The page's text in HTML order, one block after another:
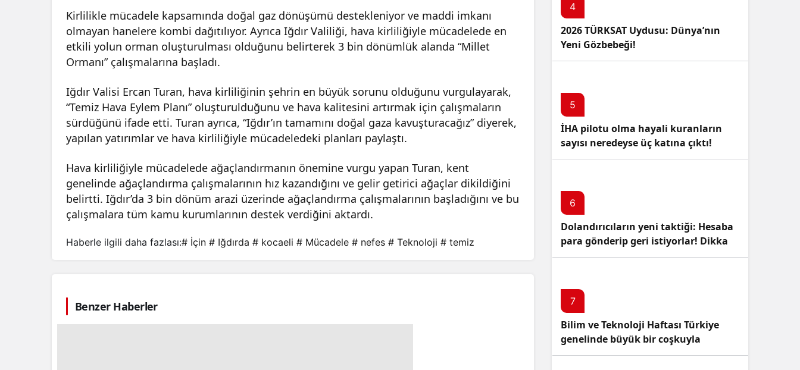
Kirlilikle mücadele kapsamında doğal gaz dönüşümü destekleniyor ve maddi imkanı
olmayan hanelere kombi dağıtılıyor. Ayrıca Iğdır Valiliği, hava kirliliğiyle mücadelede en
etkili yolun orman oluşturulması olduğunu belirterek 3 bin dönümlük alanda “Millet
Ormanı” çalışmalarına başladı.
Iğdır Valisi Ercan Turan, hava kirliliğinin şehrin en büyük sorunu olduğunu vurgulayarak,
“Temiz Hava Eylem Planı” oluşturulduğunu ve hava kalitesini artırmak için çalışmaların
sürdüğünü ifade etti. Turan ayrıca, “Iğdır’ın tamamını doğal gaza kavuşturacağız” diyerek,
yapılan yatırımlar ve hava kirliliğiyle mücadeledeki planları paylaştı.
Hava kirliliğiyle mücadelede ağaçlandırmanın önemine vurgu yapan Turan, kent
genelinde ağaçlandırma çalışmalarının hız kazandığını ve gelir getirici ağaçlar dikildiğini
belirtti. Iğdır’da 3 bin dönüm arazi üzerinde ağaçlandırma çalışmalarının başladığını ve bu
çalışmalara tüm kamu kurumlarının destek verdiğini aktardı.
Haberle ilgili daha fazlası:# İçin # Iğdırda # kocaeli # Mücadele # nefes # Teknoloji # temiz
Benzer Haberler
4
2026 TÜRKSAT Uydusu: Dünya’nın
Yeni Gözbebeği!
5
İHA pilotu olma hayali kuranların
sayısı neredeyse üç katına çıktı!
6
Dolandırıcıların yeni taktiği: Hesaba
para gönderip geri istiyorlar! Dikkat
Edin!
7
Bilim ve Teknoloji Haftası Türkiye
genelinde büyük bir coşkuyla
kutlandı: İşte Etkinlikler ve